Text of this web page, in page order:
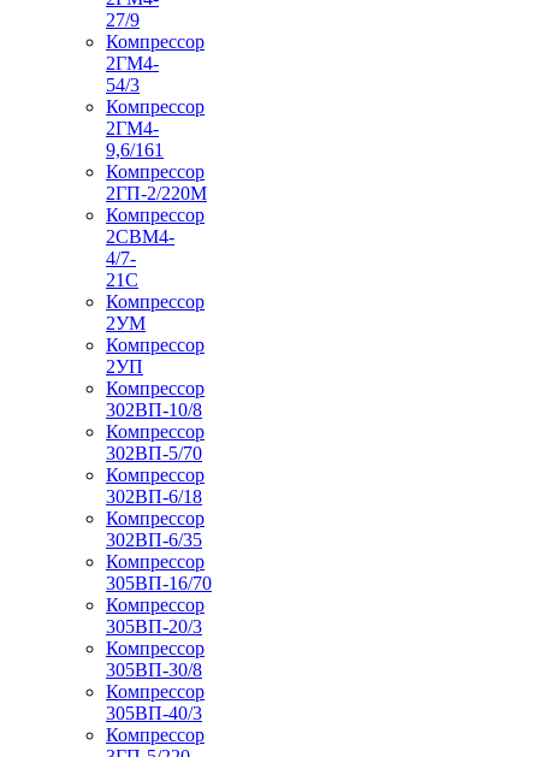
27/9
Компрессор
2ГМ4-
54/3
Компрессор
2ГМ4-
9,6/161
Компрессор
2ГП-2/220М
Компрессор
2СВМ4-
4/7-
21С
Компрессор
2УМ
Компрессор
2УП
Компрессор
302ВП-10/8
Компрессор
302ВП-5/70
Компрессор
302ВП-6/18
Компрессор
302ВП-6/35
Компрессор
305ВП-16/70
Компрессор
305ВП-20/3
Компрессор
305ВП-30/8
Компрессор
305ВП-40/3
Компрессор